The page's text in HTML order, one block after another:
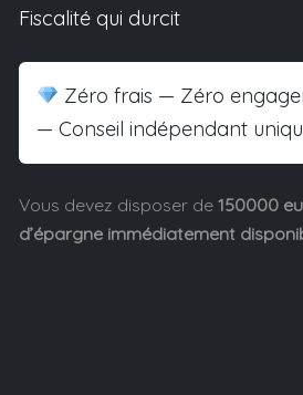
Fiscalité qui durcit
Zéro frais — Zéro
— Conseil indépendant
Vous devez disposer de 150000
d’épargne immédiatement